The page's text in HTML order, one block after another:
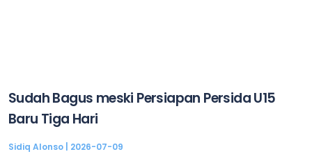
Sudah Bagus meski Persiapan Persida U15
Baru Tiga Hari
Sidiq Alonso 2026-07-09